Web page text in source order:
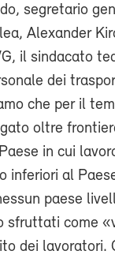
segretario
Alexander
il sindacato
dei
che per il
oltre
in cui
inferiori al
paese
sfruttati come
dei lavoratori.